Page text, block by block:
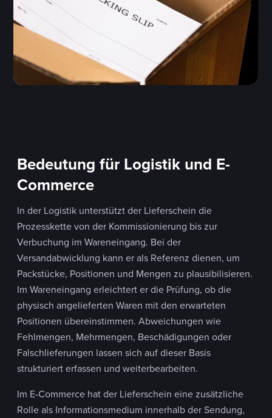
Bedeutung für Logistik und E-
Commerce
In der Logistik unterstützt der Lieferschein die
Prozesskette von der Kommissionierung bis zur
Verbuchung im Wareneingang. Bei der
Versandabwicklung kann er als Referenz dienen, um
Packstücke, Positionen und Mengen zu plausibilisieren.
Im Wareneingang erleichtert er die Prüfung, ob die
physisch angelieferten Waren mit den erwarteten
Positionen übereinstimmen. Abweichungen wie
Fehlmengen, Mehrmengen, Beschädigungen oder
Falschlieferungen lassen sich auf dieser Basis
strukturiert erfassen und weiterbearbeiten.
Im E-Commerce hat der Lieferschein eine zusätzliche
Rolle als Informationsmedium innerhalb der Sendung,